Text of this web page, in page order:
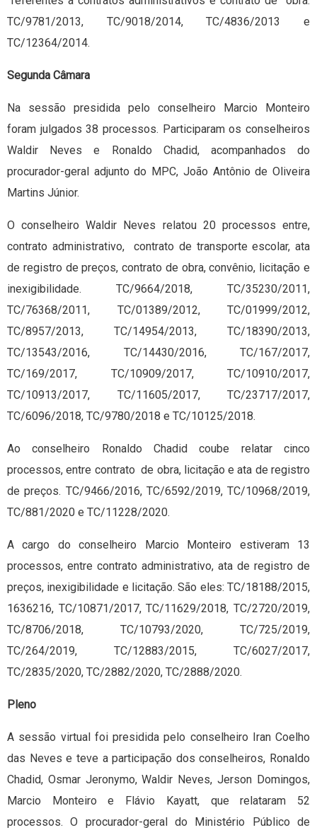
TC/9781/2013, TC/9018/2014, TC/4836/2013 e
TC/12364/2014.
Segunda Câmara
Na sessão presidida pelo conselheiro Marcio Monteiro
foram julgados 38 processos. Participaram os conselheiros
Waldir Neves e Ronaldo Chadid, acompanhados do
procurador-geral adjunto do MPC, João Antônio de Oliveira
Martins Júnior.
O conselheiro Waldir Neves relatou 20 processos entre,
contrato administrativo, contrato de transporte escolar, ata
de registro de preços, contrato de obra, convênio, licitação e
inexigibilidade. TC/9664/2018, TC/35230/2011,
TC/76368/2011, TC/01389/2012, TC/01999/2012,
TC/8957/2013, TC/14954/2013, TC/18390/2013,
TC/13543/2016, TC/14430/2016, TC/167/2017,
TC/169/2017, TC/10909/2017, TC/10910/2017,
TC/10913/2017, TC/11605/2017, TC/23717/2017,
TC/6096/2018, TC/9780/2018 e TC/10125/2018.
Ao conselheiro Ronaldo Chadid coube relatar cinco
processos, entre contrato de obra, licitação e ata de registro
de preços. TC/9466/2016, TC/6592/2019, TC/10968/2019,
TC/881/2020 e TC/11228/2020.
A cargo do conselheiro Marcio Monteiro estiveram 13
processos, entre contrato administrativo, ata de registro de
preços, inexigibilidade e licitação. São eles: TC/18188/2015,
1636216, TC/10871/2017, TC/11629/2018, TC/2720/2019,
TC/8706/2018, TC/10793/2020, TC/725/2019,
TC/264/2019, TC/12883/2015, TC/6027/2017,
TC/2835/2020, TC/2882/2020, TC/2888/2020.
Pleno
A sessão virtual foi presidida pelo conselheiro Iran Coelho
das Neves e teve a participação dos conselheiros, Ronaldo
Chadid, Osmar Jeronymo, Waldir Neves, Jerson Domingos,
Marcio Monteiro e Flávio Kayatt, que relataram 52
processos. O procurador-geral do Ministério Público de